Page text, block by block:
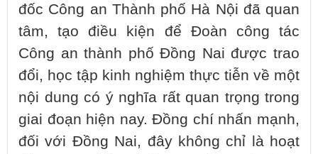
đốc Công an Thành phố Hà Nội đã quan
tâm, tạo điều kiện để Đoàn công tác
Công an thành phố Đồng Nai được trao
đổi, học tập kinh nghiệm thực tiễn về một
nội dung có ý nghĩa rất quan trọng trong
giai đoạn hiện nay. Đồng chí nhấn mạnh,
đối với Đồng Nai, đây không chỉ là hoạt